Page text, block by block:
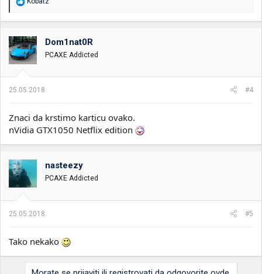
o
v
a
n
:
Dom1nat0R
PCAXE Addicted
25.05.2018. #4
Znaci da krstimo karticu ovako.
nVidia GTX1050 Netflix edition
nasteezy
PCAXE Addicted
25.05.2018. #5
Tako nekako